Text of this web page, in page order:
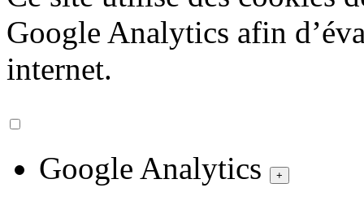
Google Analytics afin
internet.
Google Analytics +